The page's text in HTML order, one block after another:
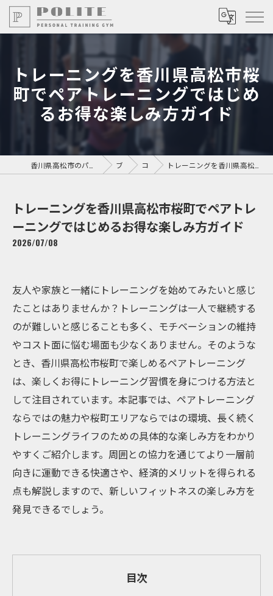
トレーニングを香川県高松市桜
町でペアトレーニングではじめ
るお得な楽しみ方ガイド
ブログ コラム トレーニングを香川県高松市桜町でペアトレーニングではじめるお得な楽しみ方ガイド
トレーニングを香川県高松市桜町でペアトレ
ーニングではじめるお得な楽しみ方ガイド
2026/07/08
友人や家族と一緒にトレーニングを始めてみたいと感じ
たことはありませんか？トレーニングは一人で継続する
のが難しいと感じることも多く、モチベーションの維持
やコスト面に悩む場面も少なくありません。そのような
とき、香川県高松市桜町で楽しめるペアトレーニング
は、楽しくお得にトレーニング習慣を身につける方法と
して注目されています。本記事では、ペアトレーニング
ならではの魅力や桜町エリアならではの環境、長く続く
トレーニングライフのための具体的な楽しみ方をわかり
やすくご紹介します。周囲との協力を通じてより一層前
向きに運動できる快適さや、経済的メリットを得られる
点も解説しますので、新しいフィットネスの楽しみ方を
発見できるでしょう。
目次